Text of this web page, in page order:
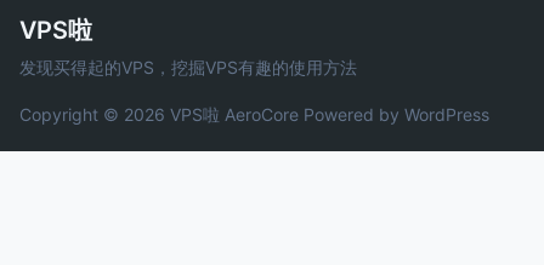
VPS啦
发现买得起的VPS，挖掘VPS有趣的使用方法
Copyright © 2026 VPS啦 AeroCore Powered by WordPress